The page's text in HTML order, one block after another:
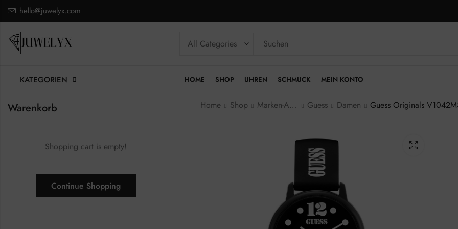
hello@juwelyx.com
KATEGORIEN HOME SHOP UHREN SCHMUCK MEIN KONTO
Home Shop Marken-Armbanduhren Guess Damen
Warenkorb
Shopping cart is empty!
Continue Shopping